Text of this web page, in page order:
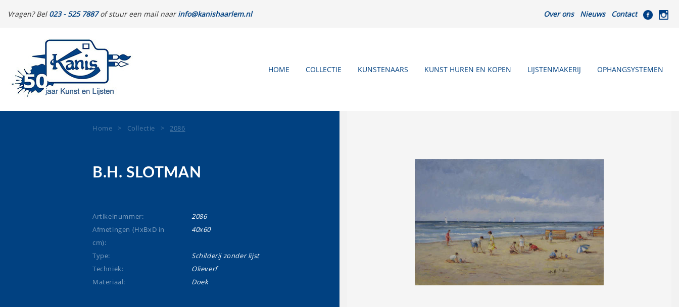
Vragen? Bel 023 - 525 7887of stuur een mail naarinfo@kanishaarlem.nl Over ons Nieuws Contact
HOME COLLECTIE KUNSTENAARS KUNST HUREN EN KOPEN LIJSTENMAKERIJ OPHANGSYSTEMEN
Home > Collectie >2086
B.H. SLOTMAN
Artikelnummer:
2086
Afmetingen (HxBxD in
cm):
40x60
Type:
Schilderij zonder lijst
Techniek:
Olieverf
Materiaal:
Doek